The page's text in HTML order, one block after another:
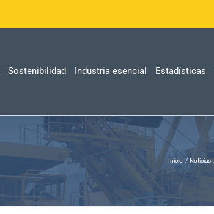
Sostenibilidad Industria esencial Estadísticas
Inicio Noticias